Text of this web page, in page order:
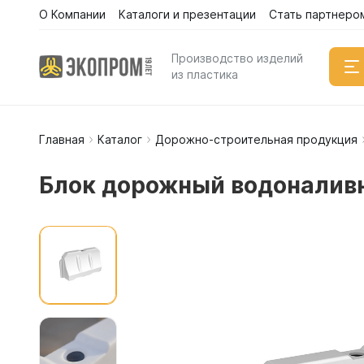
О Компании Каталоги и презентации Стать
Производство изделий
из пластика
Емкости
Главная Каталог Дорожно-строительная продукция
Блок дорожный